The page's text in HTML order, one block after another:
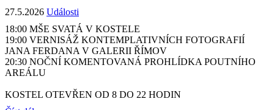
27.5.2026 Události
18:00 MŠE SVATÁ V KOSTELE
19:00 VERNISÁŽ KONTEMPLATIVNÍCH FOTOGRAFIÍ
JANA FERDANA V GALERII ŘÍMOV
20:30 NOČNÍ KOMENTOVANÁ PROHLÍDKA POUTNÍHO
AREÁLU
KOSTEL OTEVŘEN OD 8 DO 22 HODIN